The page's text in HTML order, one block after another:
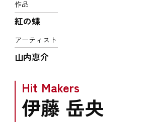
作品
紅の蝶
アーティスト
山内惠介
Hit Makers
伊藤 岳央